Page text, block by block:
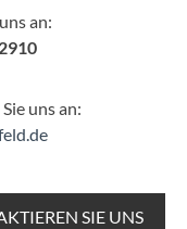
an:
uns an:
SIE UNS